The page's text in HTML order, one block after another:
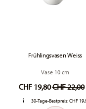
Frühlingsvasen Weiss
Vase 10 cm
CHF 19,80Price
CHF 22,00to
30-Tage-Bestpreis:CHF